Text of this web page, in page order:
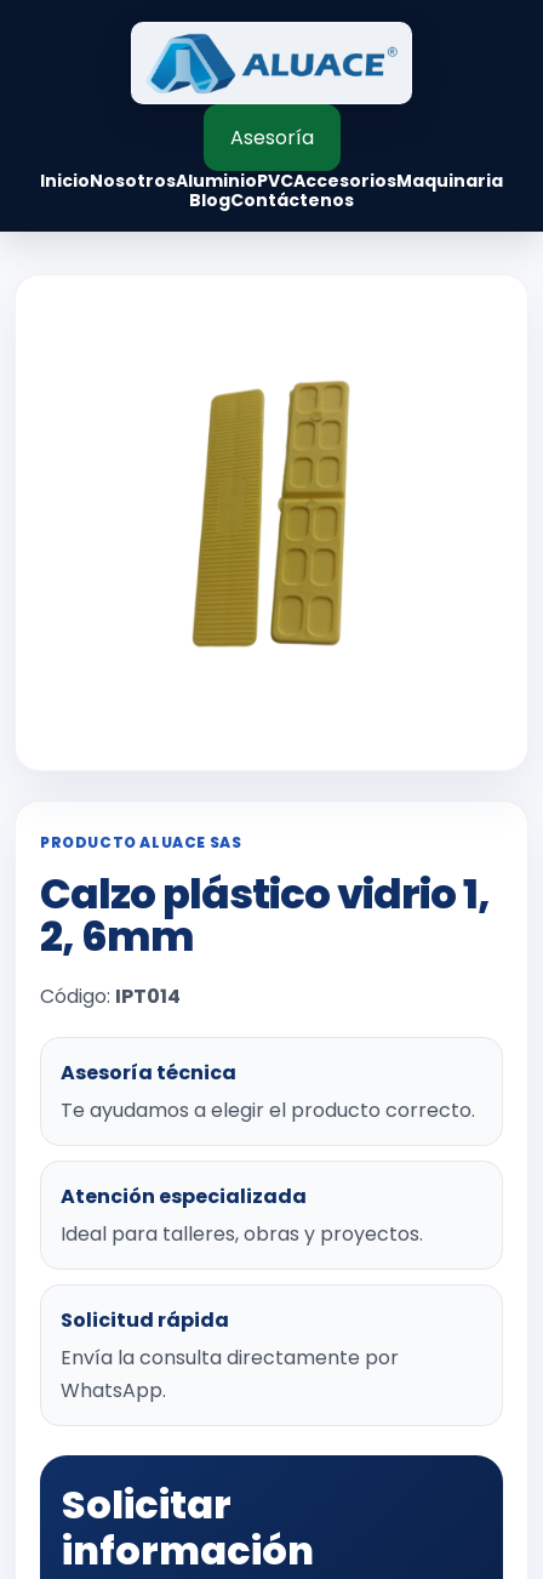
InicioNosotrosAluminioPVCAccesoriosMaquinaria
BlogContáctenos
Asesoría
PRODUCTO ALUACE SAS
Calzo plástico vidrio 1,
2, 6mm
Código: IPT014
Asesoría técnica
Te ayudamos a elegir el producto correcto.
Atención especializada
Ideal para talleres, obras y proyectos.
Solicitud rápida
Envía la consulta directamente por
WhatsApp.
Solicitar
información